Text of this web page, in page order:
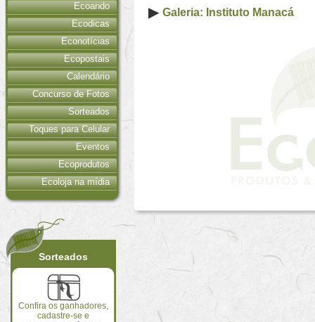
Ecoando
Ecodicas
Econotícias
Ecopostais
Calendário
Concurso de Fotos
Sorteados
Toques para Celular
Eventos
Ecoprodutos
Ecoloja na mídia
Sorteados
Confira os ganhadores,
cadastre-se e
Galeria: Instituto Manacá